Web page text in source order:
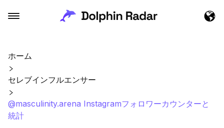
ホーム
セレブインフルエンサー
@masculinity.arena Instagramフォロワーカウンターと
統計